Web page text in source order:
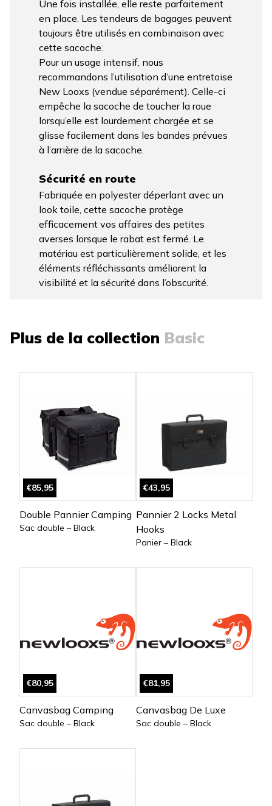
Une fois installée, elle reste parfaitement
en place. Les tendeurs de bagages peuvent
toujours être utilisés en combinaison avec
cette sacoche.
Pour un usage intensif, nous
recommandons l’utilisation d’une entretoise
New Looxs (vendue séparément). Celle-ci
empêche la sacoche de toucher la roue
lorsqu’elle est lourdement chargée et se
glisse facilement dans les bandes prévues
à l’arrière de la sacoche.
Sécurité en route
Fabriquée en polyester déperlant avec un
look toile, cette sacoche protège
efficacement vos affaires des petites
averses lorsque le rabat est fermé. Le
matériau est particulièrement solide, et les
éléments réfléchissants améliorent la
visibilité et la sécurité dans l’obscurité.
Plus de la collection Basic
€85,95
Double Pannier Camping
Sac double – Black
€43,95
Pannier 2 Locks Metal
Hooks
Panier – Black
€80,95
Canvasbag Camping
Sac double – Black
€81,95
Canvasbag De Luxe
Sac double – Black